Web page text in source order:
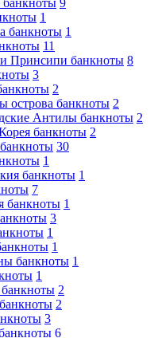
банкноты 9
1
банкноты 1
11
Принсипи банкноты 8
3
2
острова банкноты 2
Антилы банкноты 2
банкноты 2
30
1
банкноты 1
7
банкноты 1
3
1
1
банкноты 1
1
2
2
3
6